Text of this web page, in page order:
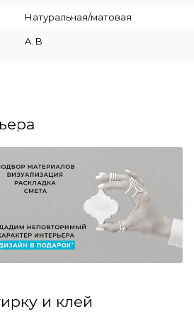
Натуральная/матовая
A. B
и клей